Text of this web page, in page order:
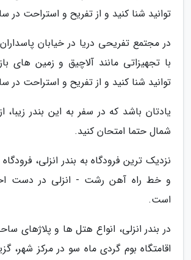
توانید شنا کنید و از تفریح و استراحت در
در مجتمع تفریحی دریا در خیابان
با تجهیزاتی مانند آلاچیق و زمین های
توانید شنا کنید و از تفریح و استراحت در
یادتان باشد که در سفر به این بندر
شمال حتما امتحان کنید.
نزدیک ترین فرودگاه به بندر انزلی،
و خط راه آهن رشت - انزلی در دست
است.
در بندر انزلی، انواع هتل ها و پلاژهای
اقامتگاه بوم گردی ماه سو در مرکز شهر،